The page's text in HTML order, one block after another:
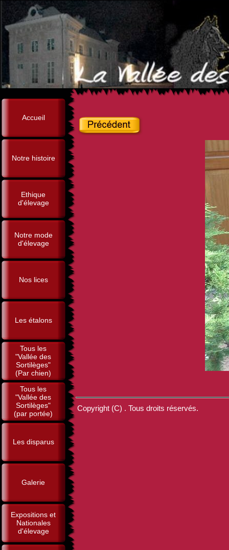
Accueil
Notre histoire
Ethique
d'élevage
Notre mode
d'élevage
Nos lices
Les étalons
Tous les
"Vallée des
Sortilèges"
(Par chien)
Tous les
"Vallée des
Sortilèges"
(par portée)
Les disparus
Galerie
Expositions et
Nationales
d'élevage
Copyright (C) . Tous droits réservés.